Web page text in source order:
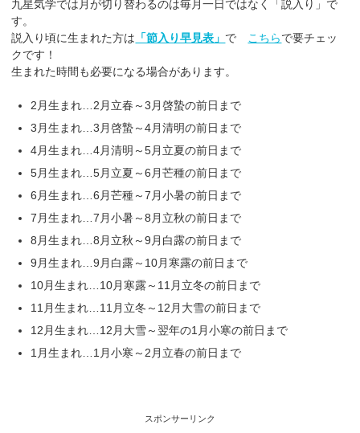
九星気学では月が切り替わるのは毎月一日ではなく「説入り」で
す。
説入り頃に生まれた方は 「節入り早見表」 で こちらで要チェッ
クです！
生まれた時間も必要になる場合があります。
2月生まれ…2月立春～3月啓蟄の前日まで
3月生まれ…3月啓蟄～4月清明の前日まで
4月生まれ…4月清明～5月立夏の前日まで
5月生まれ…5月立夏～6月芒種の前日まで
6月生まれ…6月芒種～7月小暑の前日まで
7月生まれ…7月小暑～8月立秋の前日まで
8月生まれ…8月立秋～9月白露の前日まで
9月生まれ…9月白露～10月寒露の前日まで
10月生まれ…10月寒露～11月立冬の前日まで
11月生まれ…11月立冬～12月大雪の前日まで
12月生まれ…12月大雪～翌年の1月小寒の前日まで
1月生まれ…1月小寒～2月立春の前日まで
スポンサーリンク